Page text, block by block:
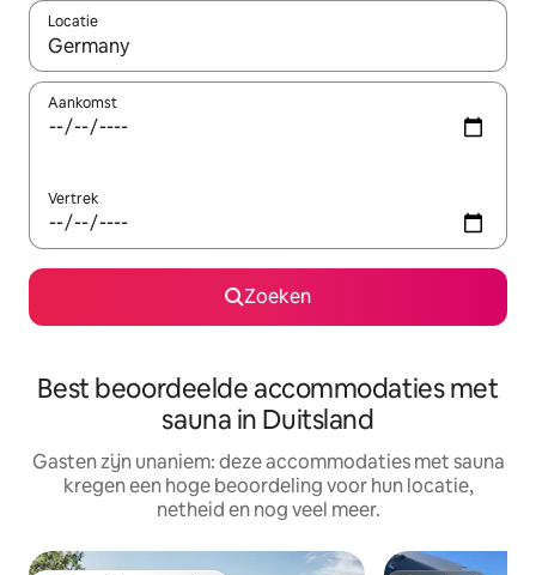
Locatie
Wanneer er suggesties beschikbaar zijn, maak je een keuze
Aankomst
Vertrek
Zoeken
Best beoordeelde accommodaties met
sauna in Duitsland
Gasten zijn unaniem: deze accommodaties met sauna
kregen een hoge beoordeling voor hun locatie,
netheid en nog veel meer.